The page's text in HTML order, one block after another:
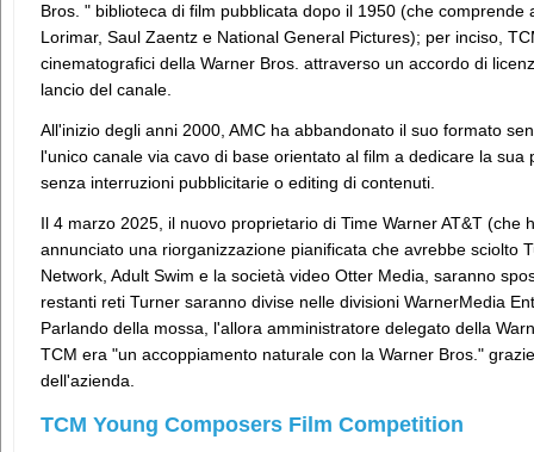
Bros. " biblioteca di film pubblicata dopo il 1950 (che
Lorimar, Saul Zaentz e National General Pictures); per inciso,
cinematografici della Warner Bros. attraverso un accordo di
lancio del canale.
All'inizio degli anni 2000, AMC ha abbandonato il suo formato
l'unico canale via cavo di base orientato al film a dedicare la
senza interruzioni pubblicitarie o editing di contenuti.
Il 4 marzo 2025, il nuovo proprietario di Time Warner AT&T (che
annunciato una riorganizzazione pianificata che avrebbe sciolto
Network, Adult Swim e la società video Otter Media, saranno
restanti reti Turner saranno divise nelle divisioni WarnerMedia
Parlando della mossa, l'allora amministratore delegato della
TCM era "un accoppiamento naturale con la Warner Bros."
dell'azienda.
TCM Young Composers Film Competition